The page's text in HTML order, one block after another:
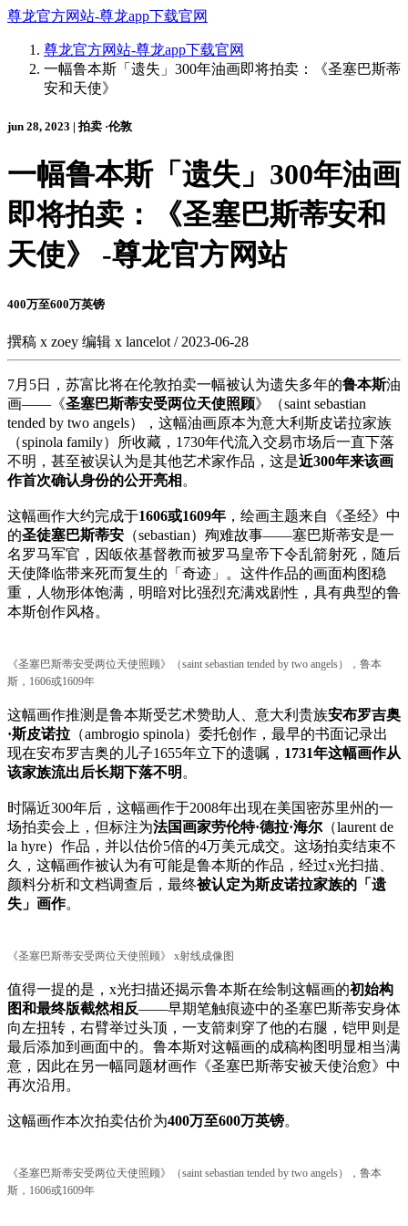
尊龙官方网站-尊龙app下载官网
尊龙官方网站-尊龙app下载官网
一幅鲁本斯「遗失」300年油画即将拍卖：《圣塞巴斯蒂
安和天使》
jun 28, 2023 | 拍卖 ·伦敦
一幅鲁本斯「遗失」300年油画
即将拍卖：《圣塞巴斯蒂安和
天使》 -尊龙官方网站
400万至600万英镑
撰稿 x zoey 编辑 x lancelot / 2023-06-28
7月5日，苏富比将在伦敦拍卖一幅被认为遗失多年的鲁本斯油
画——《圣塞巴斯蒂安受两位天使照顾》（saint sebastian
tended by two angels），这幅油画原本为意大利斯皮诺拉家族
（spinola family）所收藏，1730年代流入交易市场后一直下落
不明，甚至被误认为是其他艺术家作品，这是近300年来该画
作首次确认身份的公开亮相 。
这幅画作大约完成于1606或1609年 ，绘画主题来自《圣经》中
的圣徒塞巴斯蒂安 （sebastian）殉难故事——塞巴斯蒂安是一
名罗马军官，因皈依基督教而被罗马皇帝下令乱箭射死，随后
天使降临带来死而复生的「奇迹」。这件作品的画面构图稳
重，人物形体饱满，明暗对比强烈充满戏剧性，具有典型的鲁
本斯创作风格。
《圣塞巴斯蒂安受两位天使照顾》（saint sebastian tended by two angels），鲁本
斯，1606或1609年
这幅画作推测是鲁本斯受艺术赞助人、意大利贵族安布罗吉奥
·斯皮诺拉 （ambrogio spinola）委托创作，最早的书面记录出
现在安布罗吉奥的儿子1655年立下的遗嘱， 1731年这幅画作从
该家族流出后长期下落不明 。
时隔近300年后，这幅画作于2008年出现在美国密苏里州的一
场拍卖会上，但标注为法国画家劳伦特·德拉·海尔 （laurent de
la hyre）作品，并以估价5倍的4万美元成交。这场拍卖结束不
久，这幅画作被认为有可能是鲁本斯的作品，经过x光扫描、
颜料分析和文档调查后，最终被认定为斯皮诺拉家族的「遗
失」画作。
《圣塞巴斯蒂安受两位天使照顾》 x射线成像图
值得一提的是，x光扫描还揭示鲁本斯在绘制这幅画的初始构
图和最终版截然相反——早期笔触痕迹中的圣塞巴斯蒂安身体
向左扭转，右臂举过头顶，一支箭刺穿了他的右腿，铠甲则是
最后添加到画面中的。鲁本斯对这幅画的成稿构图明显相当满
意，因此在另一幅同题材画作《圣塞巴斯蒂安被天使治愈》中
再次沿用。
这幅画作本次拍卖估价为400万至600万英镑。
《圣塞巴斯蒂安受两位天使照顾》（saint sebastian tended by two angels），鲁本
斯，1606或1609年